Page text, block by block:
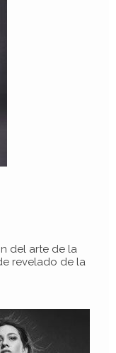
del arte de la
revelado de la